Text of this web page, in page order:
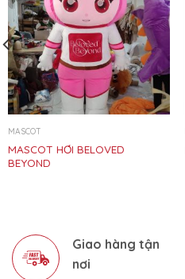
MASCOT
MASCOT HƠI BELOVED
BEYOND
Giao hàng tận
nơi